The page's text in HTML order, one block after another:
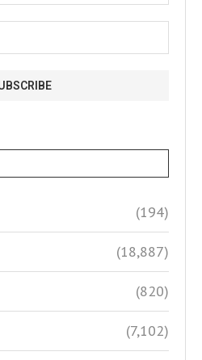
(194)
(18,887)
(820)
(7,102)